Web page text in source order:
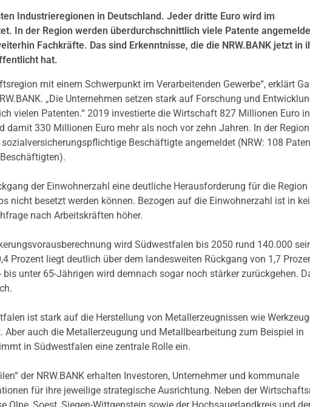
Industrieregionen in Deutschland. Jeder dritte Euro wird im
In der Region werden überdurchschnittlich viele Patente
Fachkräfte. Das sind Erkenntnisse, die die NRW.BANK jetzt in
hat.
mit einem Schwerpunkt im Verarbeitenden Gewerbe“, erklärt
„Die Unternehmen setzen stark auf Forschung und
vielen Patenten.“ 2019 investierte die Wirtschaft 827 Millionen Euro in
damit 330 Millionen Euro mehr als noch vor zehn Jahren. In der Region
Beschäftigte angemeldet (NRW: 108
der Einwohnerzahl eine deutliche Herausforderung für die Region
nicht besetzt werden können. Bezogen auf die Einwohnerzahl ist in
nach Arbeitskräften höher.
wird Südwestfalen bis 2050 rund 140.000
Prozent liegt deutlich über dem landesweiten Rückgang von 1,7
unter 65-Jährigen wird demnach sogar noch stärker zurückgehen.
ist stark auf die Herstellung von Metallerzeugnissen wie
Aber auch die Metallerzeugung und Metallbearbeitung zum Beispiel in
in Südwestfalen eine zentrale Rolle ein.
der NRW.BANK erhalten Investoren, Unternehmer und kommunale
für ihre jeweilige strategische Ausrichtung. Neben der